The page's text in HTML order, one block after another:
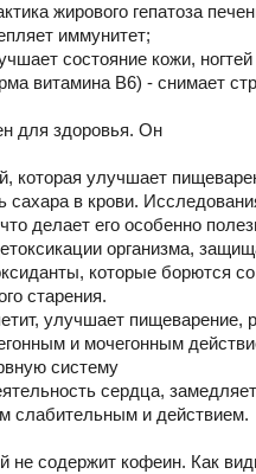
жирового гепатоза
иммунитет;
состояние кожи,
витамина B6) - снимает
для здоровья. Он
которая улучшает
сахара в крови.
делает его особенно
организма,
которые борются
старения.
улучшает пищеварение,
и мочегонным
систему
сердца,
слабительным и действием.
не содержит кофеин. Как